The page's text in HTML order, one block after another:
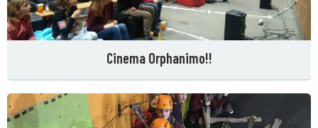
Cinema Orphanimo!!